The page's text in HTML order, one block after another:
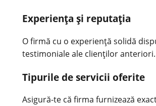
Experiența și reputația
O firmă cu o experiență solidă
testimoniale ale clienților anteriori.
Tipurile de servicii oferite
Asigură-te că firma furnizează